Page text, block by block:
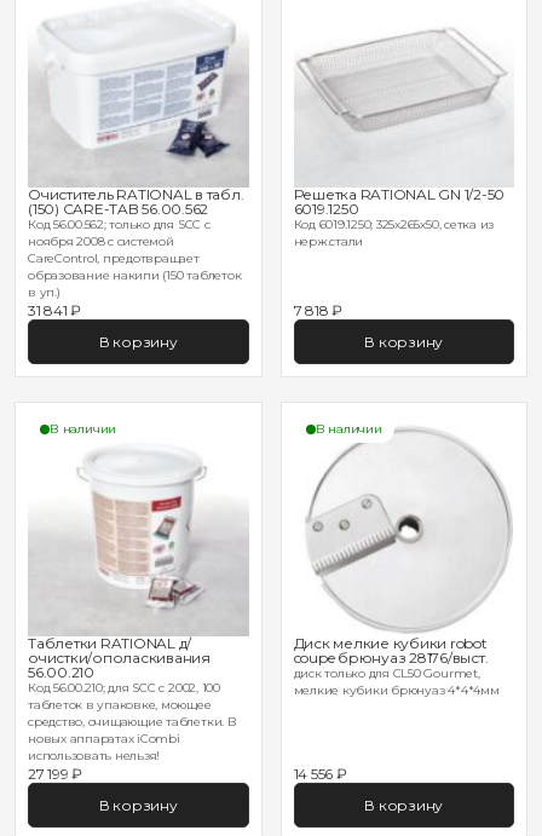
Очиститель RATIONAL в табл.
(150) CARE-TAB 56.00.562
Код 56.00.562; только для SCC с
ноября 2008 с системой
CareControl, предотвращает
образование накипи (150 таблеток
в уп.)
31 841 ₽
В корзину
Решетка RATIONAL GN 1/2-50
6019.1250
Код 6019.1250; 325х265х50, сетка из
нерж.стали
7 818 ₽
В корзину
В наличии
Таблетки RATIONAL д/
очистки/ополаскивания
56.00.210
Код 56.00.210; для SCC с 2002, 100
таблеток в упаковке, моющее
средство, очищающие таблетки. В
новых аппаратах iCombi
использовать нельзя!
27 199 ₽
В корзину
В наличии
Диск мелкие кубики robot
coupe брюнуаз 28176/выст.
диск только для CL50 Gourmet,
мелкие кубики брюнуаз 4*4*4мм
14 556 ₽
В корзину